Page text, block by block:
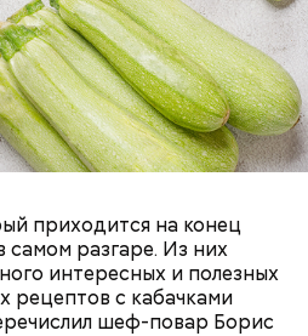
приходится на конец
самом разгаре. Из них
интересных и полезных
рецептов с кабачками
шеф-повар Борис